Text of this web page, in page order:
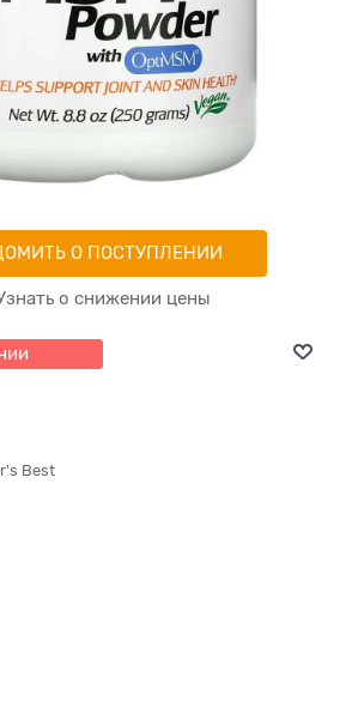
О ПОСТУПЛЕНИИ
о снижении цены
Best